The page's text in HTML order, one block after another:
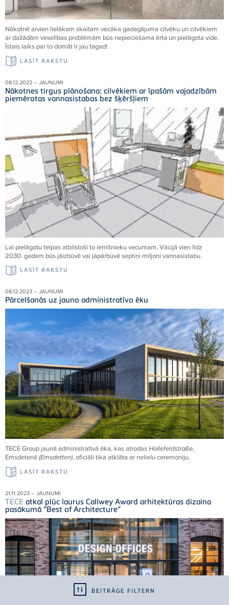
BEITRÄGE FILTERN
Nākotnē arvien lielākam skaitam vecāka gadagājuma cilvēku un cilvēkiem
ar dažādām veselības problēmām būs nepieciešama ērta un pielāgota vide.
Īstais laiks par to domāt ir jau tagad!
LASĪT RAKSTU
08.12.2023 – JAUNUMI
Nākotnes tirgus plānošana: cilvēkiem ar īpašām vajadzībām
piemērotas vannasistabas bez šķēršļiem
Lai pielāgotu telpas atbilstoši to iemītnieku vecumam, Vācijā vien līdz
2030. gadam būs jāizbūvē vai jāpārbūvē septiņi miljoni vannasistabu.
LASĪT RAKSTU
08.12.2023 – JAUNUMI
Pārcelšanās uz jauno administratīvo ēku
TECEGroup jaunā administratīvā ēka, kas atrodasHollefeldstraße,
Emsdetenē(Emsdetten), oficiāli tika atklāta ar nelielu ceremoniju.
LASĪT RAKSTU
21.11.2023 – JAUNUMI
TECE atkal plūc laurus Callwey Award arhitektūras dizaina
pasākumā “Best of Architecture”